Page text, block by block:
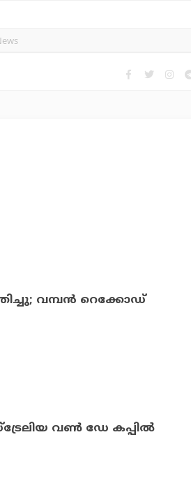
വമ്പന്‍ റെക്കോഡ്
വണ്‍ ഡേ കപ്പില്‍